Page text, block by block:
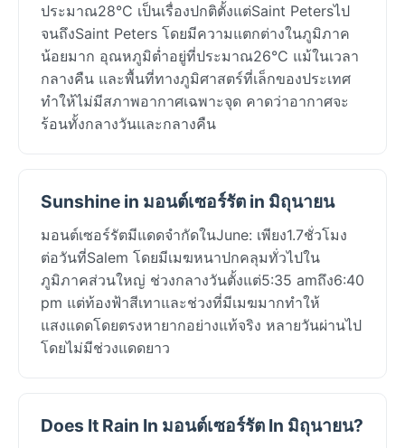
ประมาณ28°C เป็นเรื่องปกติตั้งแต่Saint Petersไป
จนถึงSaint Peters โดยมีความแตกต่างในภูมิภาค
น้อยมาก อุณหภูมิต่ำอยู่ที่ประมาณ26°C แม้ในเวลา
กลางคืน และพื้นที่ทางภูมิศาสตร์ที่เล็กของประเทศ
ทำให้ไม่มีสภาพอากาศเฉพาะจุด คาดว่าอากาศจะ
ร้อนทั้งกลางวันและกลางคืน
Sunshine in มอนต์เซอร์รัต in มิถุนายน
มอนต์เซอร์รัตมีแดดจำกัดในJune: เพียง1.7ชั่วโมง
ต่อวันที่Salem โดยมีเมฆหนาปกคลุมทั่วไปใน
ภูมิภาคส่วนใหญ่ ช่วงกลางวันตั้งแต่5:35 amถึง6:40
pm แต่ท้องฟ้าสีเทาและช่วงที่มีเมฆมากทำให้
แสงแดดโดยตรงหายากอย่างแท้จริง หลายวันผ่านไป
โดยไม่มีช่วงแดดยาว
Does It Rain In มอนต์เซอร์รัต In มิถุนายน?